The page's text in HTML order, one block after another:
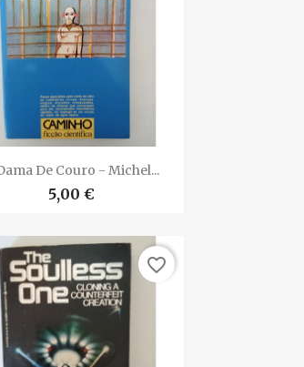
 Vista rápida
De Couro - Michel...
5,00 €
favorite_border